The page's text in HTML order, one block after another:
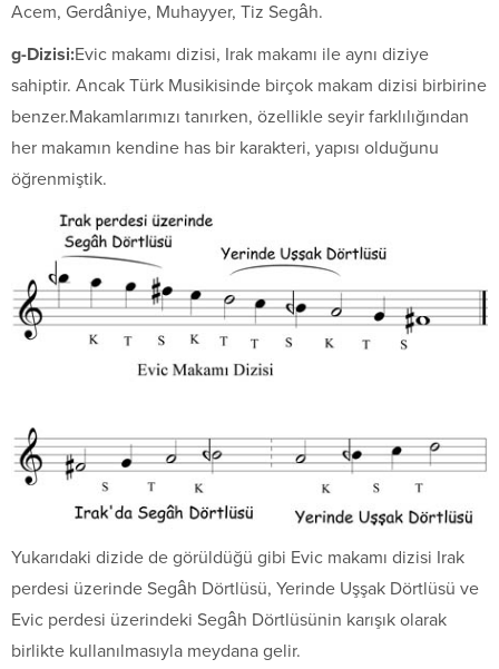
Acem, Gerdâniye, Muhayyer, Tiz Segâh.
g-Dizisi:Evic makamı dizisi, Irak makamı ile aynı diziye
sahiptir. Ancak Türk Musikisinde birçok makam dizisi birbirine
benzer.Makamlarımızı tanırken, özellikle seyir farklılığından
her makamın kendine has bir karakteri, yapısı olduğunu
öğrenmiştik.
Yukarıdaki dizide de görüldüğü gibi Evic makamı dizisi Irak
perdesi üzerinde Segâh Dörtlüsü, Yerinde Uşşak Dörtlüsü ve
Evic perdesi üzerindeki Segâh Dörtlüsünin karışık olarak
birlikte kullanılmasıyla meydana gelir.